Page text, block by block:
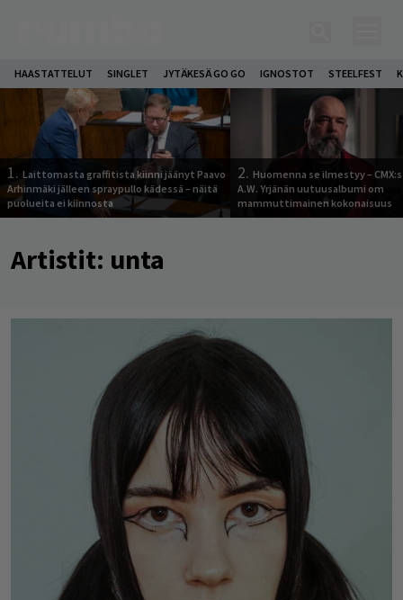
HAASTATTELUT SINGLET JYTÄKESÄ GO GO IGNOSTOT STEELFEST
1. Laittomasta graffitista kiinni jäänyt Paavo
Arhinmäki jälleen spraypullo kädessä – näitä
puolueita ei kiinnosta
2. Huomenna se ilmestyy –
A.W. Yrjänän uutuusalbumi om
mammuttimainen kokonaisuus
Artistit: unta